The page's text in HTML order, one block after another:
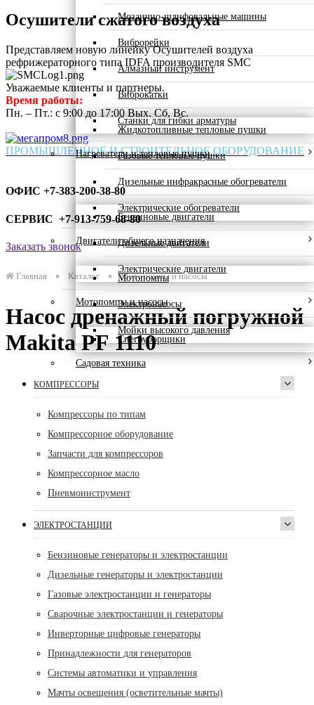
Мозаично-шлифовальные машины
Виброрейки
Алмазный инструмент
Виброкатки
Станки для гибки арматуры
Нагреватели и тепловые пушки
Жидкотопливные тепловые пушки
Газовые тепловые пушки
Дизельные инфракрасные обогреватели
Электрические обогреватели
Двигатели общего назначения
Бензиновые двигатели
Дизельные двигатели
Электрические двигатели
Мотопомпы и насосы
Мотопомпы
Электронасосы
Мойки высокого давления
Садовая техника
Снегоуборщики
Осушители сжатого воздуха
Представляем новую линейку Осушителей воздуха
рефрижераторного типа IDFA производителя SMC
Уважаемые клиенты и партнеры.
Время работы:
Пн. – Пт.: с 9:00 до 17:00 Вых. Сб, Вс.
ПРОМЫШЛЕННОЕ И СТРОИТЕЛЬНОЕ ОБОРУДОВАНИЕ
ОФИС +7-383-200-38-80
СЕРВИС +7-913-759-68-80
Заказать звонок
Главная Каталог Мотопомпы и насосы
Насос дренажный погружной
Makita PF 1110
КОМПРЕССОРЫ
Компрессоры по типам
Компрессорное оборудование
Запчасти для компрессоров
Компрессорное масло
Пневмоинструмент
ЭЛЕКТРОСТАНЦИИ
Бензиновые генераторы и электростанции
Дизельные генераторы и электростанции
Газовые электростанции и генераторы
Сварочные электростанции и генераторы
Инверторные цифровые генераторы
Принадлежности для генераторов
Системы автоматики и управления
Мачты освещения (осветительные мачты)